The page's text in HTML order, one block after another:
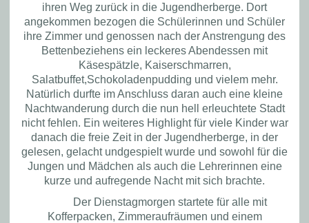
ihren Weg zurück in die Jugendherberge. Dort
angekommen bezogen die Schülerinnen und Schüler
ihre Zimmer und genossen nach der Anstrengung des
Bettenbeziehens ein leckeres Abendessen mit
Käsespätzle, Kaiserschmarren,
Salatbuffet,Schokoladenpudding und vielem mehr.
Natürlich durfte im Anschluss daran auch eine kleine
Nachtwanderung durch dienun hell erleuchteteStadt
nicht fehlen. Ein weiteres Highlight für viele Kinder war
danach die freie Zeit in der Jugendherberge, in der
ge lesen, gelachtundgespieltwurde und sowohl für die
Jungen und Mädchen als auch die Lehrerinnen eine
kurze und aufregende Nacht mit sich brachte.
Der Dienstagmorgen startete für alle mit
Kofferpacken, Zimmeraufräumen und einem